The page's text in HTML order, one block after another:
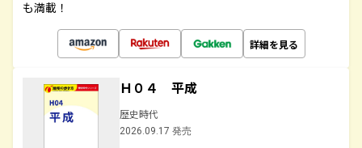
も満載！
詳細を見る
Ｈ０４ 平成
歴史時代
2026.09.17 発売